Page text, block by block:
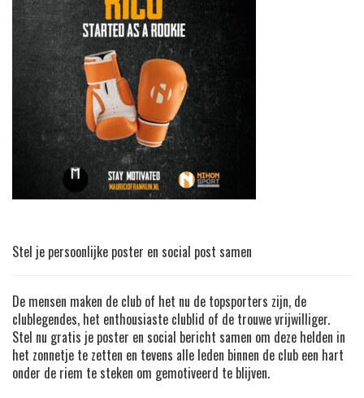
Stel je persoonlijke poster en social post samen
De mensen maken de club of het nu de topsporters zijn, de
clublegendes, het enthousiaste clublid of de trouwe vrijwilliger.
Stel nu gratis je poster en social bericht samen om deze helden in
het zonnetje te zetten en tevens alle leden binnen de club een hart
onder de riem te steken om gemotiveerd te blijven.